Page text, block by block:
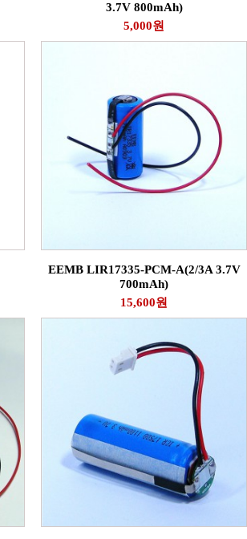
3.7V 800mAh)
5,000원
EEMB LIR17335-PCM-A(2/3A 3.7V
700mAh)
15,600원